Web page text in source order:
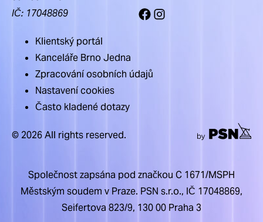
IČ: 17048869
Facebook
Instagram
Klientský portál
Kanceláře Brno Jedna
Zpracování osobních údajů
Nastavení cookies
Často kladené dotazy
© 2026 All rights reserved.
Společnost zapsána pod značkou C 1671/MSPH
Městským soudem v Praze. PSN s.r.o., IČ 17048869,
Seifertova 823/9, 130 00 Praha 3